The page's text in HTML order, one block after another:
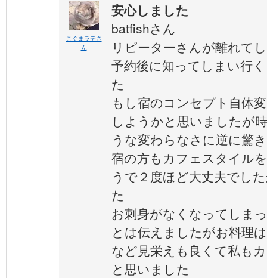
こぐまラテさ
ん
安心しました
batfishさん
リピーターさんが離れて
予約後に知ってしまい行
た
もし宿のコンセプト自体
しようかと思いましたが
うな変わらなさに逆に驚
宿の方もカフェスタイル
うで２度ほど大丈夫でし
た
お刺身がなくなってしま
とは伝えましたがお料理
など見栄えも良くて私も
と思いました